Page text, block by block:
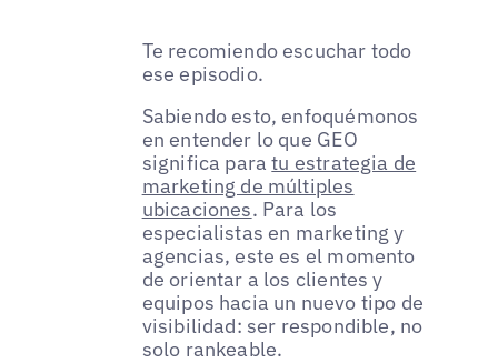
Te recomiendo escuchar todo
ese episodio.
Sabiendo esto, enfoquémonos
en entender lo que GEO
significa paratu estrategia de
marketing de múltiples
ubicaciones. Para los
especialistas en marketing y
agencias, este es el momento
de orientar a los clientes y
equipos hacia un nuevo tipo de
visibilidad: ser respondible, no
solo rankeable.